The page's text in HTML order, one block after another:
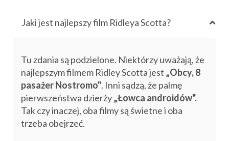
Jaki jest najlepszy film Ridleya Scotta?
Tu zdania są podzielone. Niektórzy uważają, że
najlepszym filmem Ridley Scotta jest „Obcy, 8
pasażer Nostromo". Inni sądzą, że palmę
pierwszeństwa dzierży„Łowca androidów".
Tak czy inaczej, oba filmy są świetne i oba
trzeba obejrzeć.